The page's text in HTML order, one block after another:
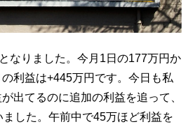
なりました。今月1日の177万円か
利益は+445万円です。今日も私
出てるのに追加の利益を追って、
した。午前中で45万ほど利益を